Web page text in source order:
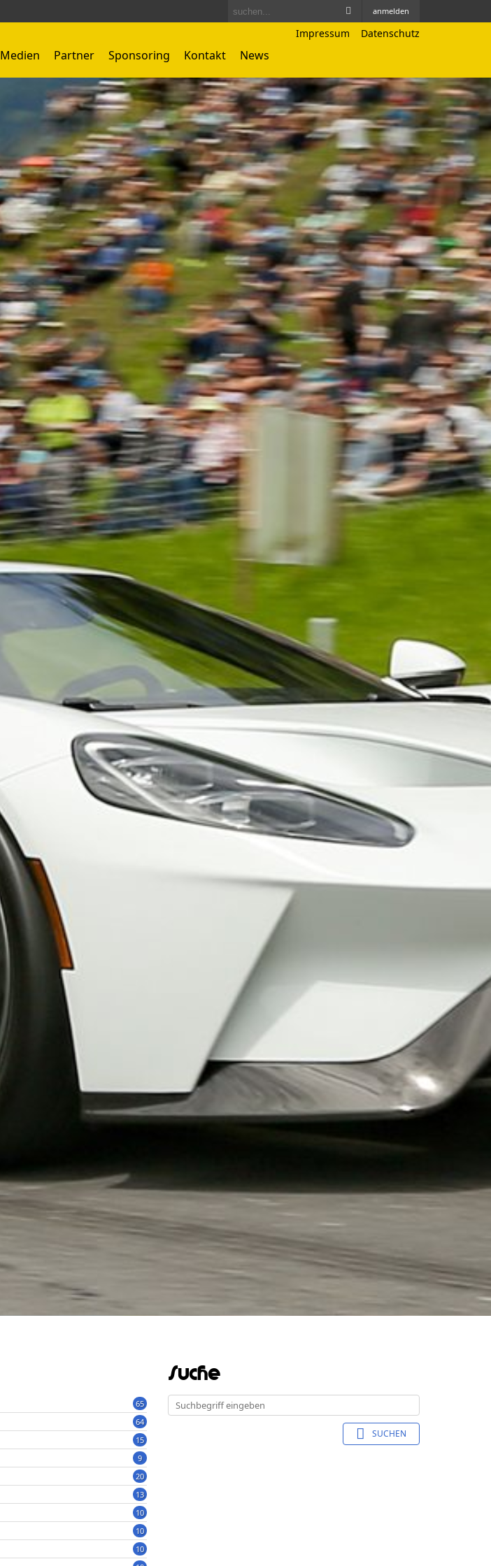
anmelden
Impressum Datenschutz
Medien Partner Sponsoring Kontakt News
65
64
15
9
20
13
10
10
10
Suche
SUCHEN